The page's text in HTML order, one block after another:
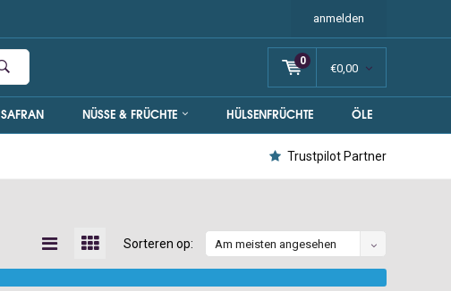
anmelden
0
€0,00
SAFRAN NÜSSE & FRÜCHTE HÜLSENFRÜCHTE ÖLE
Trustpilot Partner
Sorteren op: Am meisten angesehen